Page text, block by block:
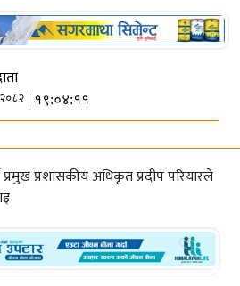
| १९:०४:११